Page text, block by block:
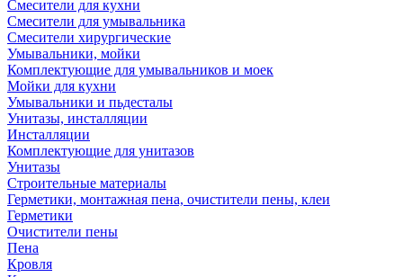
Смесители для кухни
Смесители для умывальника
Смесители хирургические
Умывальники, мойки
Комплектующие для умывальников и моек
Мойки для кухни
Умывальники и пьдесталы
Унитазы, инсталляции
Инсталляции
Комплектующие для унитазов
Унитазы
Строительные материалы
Герметики, монтажная пена, очистители пены, клеи
Герметики
Очистители пены
Пена
Кровля